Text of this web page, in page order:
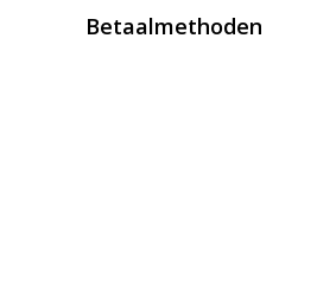
Betaalmethoden